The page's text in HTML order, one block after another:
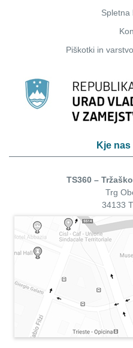
Spletna
Piškotkiin
Kje
TS360 –
Trg
34133